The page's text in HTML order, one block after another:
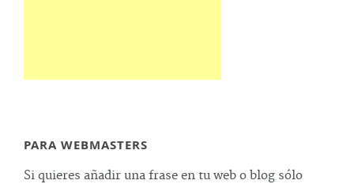
PARA WEBMASTERS
Si quieres añadir una frase en tu web o blog sólo